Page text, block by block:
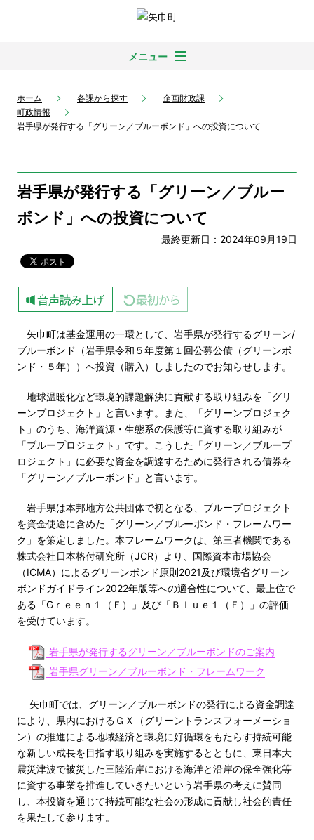
メニュー
ホーム 各課から探す
企画財政課
町政情報
岩手県が発行する「グリーン／ブルーボンド」への投資について
岩手県が発行する「グリーン／ブルー
ボンド」への投資について
最終更新日：2024年09月19日
矢巾町は基金運用の一環として、岩手県が発行するグリーン/
ブルーボンド（岩手県令和５年度第１回公募公債（グリーンボ
ンド・５年））へ投資（購入）しましたのでお知らせします。
地球温暖化など環境的課題解決に貢献する取り組みを「グリ
ーンプロジェクト」と言います。
また、「グリーンプロジェク
ト」のうち、海洋資源・生態系の保護等に資する取り組みが
「ブループロジェクト」です。こうした「グリーン／ブループ
ロジェクト」に必要な資金を調達するために発行される債券を
「グリーン／ブルーボンド」と言います。
岩手県は本邦地方公共団体で初となる、ブループロジェクト
を資金使途に含めた「グリーン／ブルーボンド・フレームワー
ク」を策定しました。本フレームワークは、第三者機関である
株式会社日本格付研究所（JCR）より、国際資本市場協会
（ICMA）によるグリーンボンド原則2021及び環境省グリーン
ボンドガイドライン2022年版等への適合性について、最上位で
ある「Gｒｅｅｎ１（Ｆ）」及び「Ｂｌｕｅ１（Ｆ）」の評価
を受けています。
岩手県が発行するグリーン／ブルーボンドのご案内
岩手県グリーン／ブルーボンド・フレームワーク
矢巾町では、グリーン／ブルーボンドの発行による資金調達
により、県内におけるＧＸ（グリーントランスフォーメーショ
ン）の推進による地域経済と環境に好循環をもたらす持続可能
な新しい成長を目指す取り組みを実施するとともに、東日本大
震災津波で被災した三陸沿岸における海洋と沿岸の保全強化等
に資する事業を推進していきたいという岩手県の考えに賛同
し、本投資を通じて持続可能な社会の形成に貢献し社会的責任
を果たして参ります。